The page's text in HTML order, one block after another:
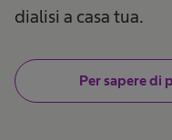
dialisi a casa tua.
Per sapere di